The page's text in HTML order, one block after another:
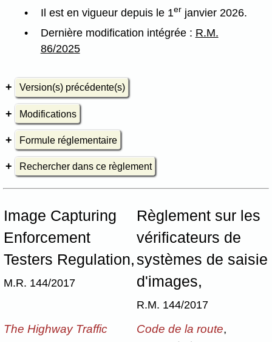
Il est en vigueur depuis le 1er janvier 2026.
Dernière modification intégrée : R.M.
86/2025
Version(s) précédente(s)
Modifications
Formule réglementaire
Rechercher dans ce règlement
Image Capturing
Enforcement
Testers Regulation,
M.R. 144/2017
Règlement sur les
vérificateurs de
systèmes de saisie
d'images,
R.M. 144/2017
The Highway Traffic
Code de la route,